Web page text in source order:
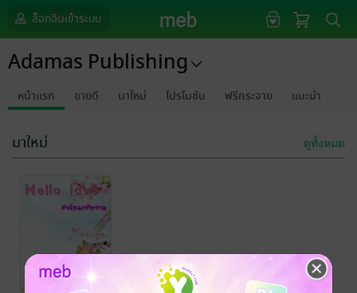
ล็อกอินเข้าระบบ
Adamas Publishing
หน้าแรก ขายดี มาใหม่ โปรโมชัน ฟรีกระจาย แนะนำ
มาใหม่ ดูทั้งหมด